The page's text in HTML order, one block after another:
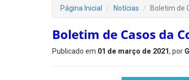
Página Inicial Notícias Boletim de
Boletim de Casos da
Publicado em 01 de março de 2021, por